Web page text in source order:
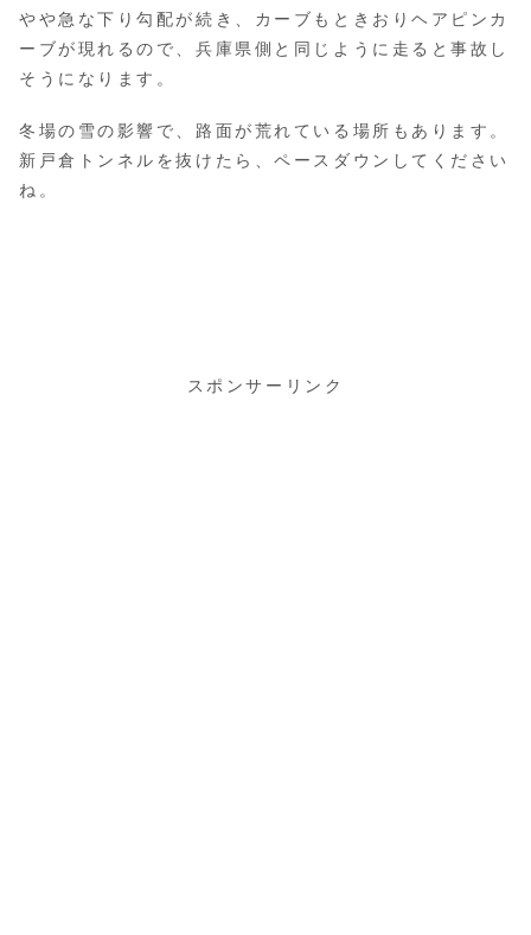
やや急な下り勾配が続き、カーブもときおりヘアピンカ
ーブが現れるので、兵庫県側と同じように走ると事故し
そうになります。
冬場の雪の影響で、路面が荒れている場所もあります。
新戸倉トンネルを抜けたら、ペースダウンしてください
ね。
スポンサーリンク